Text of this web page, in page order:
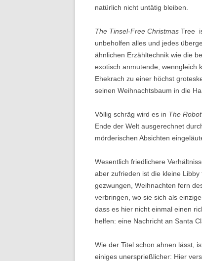
natürlich nicht untätig bleiben.
The Tinsel-Free Christmas Tree
unbeholfen alles und jedes
ähnlichen Erzähltechnik wie die
exotisch anmutende, wenngleich
Ehekrach zu einer höchst
seinen Weihnachtsbaum in die
Völlig schräg wird es in The
Ende der Welt ausgerechnet
mörderischen Absichten
Wesentlich friedlichere
aber zufrieden ist die kleine
gezwungen, Weihnachten fern
verbringen, wo sie sich als
dass es hier nicht einmal einen
helfen: eine Nachricht an Santa
Wie der Titel schon ahnen lässt,
einiges unersprießlicher: Hier